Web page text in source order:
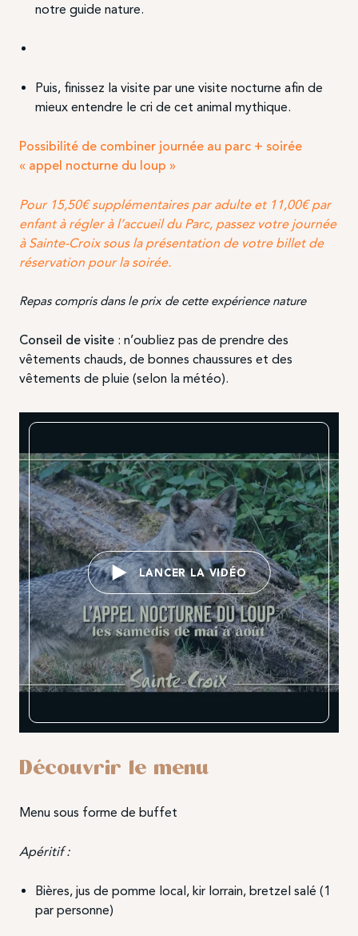
notre guide nature.
Puis, finissez la visite par une visite nocturne afin de
mieux entendre le cri de cet animal mythique.
Possibilité de combiner journée au parc + soirée
« appel nocturne du loup »
Pour 15,50€supplémentaires par adulte et 11,00€ par
enfant à régler à l’accueil du Parc, passez votre journée
à Sainte-Croix sous la présentation de votre billet de
réservation pour la soirée.
Repas compris dans le prix de cette expérience nature
Conseil de visite: n’oubliez pas de prendre des
vêtements chauds, de bonnes chaussures et des
vêtements de pluie (selon la météo).
LANCER LA VIDÉO
Découvrir le menu
Menu sous forme de buffet
Apéritif :
Bières, jus de pomme local, kir lorrain, bretzel salé (1
par personne)